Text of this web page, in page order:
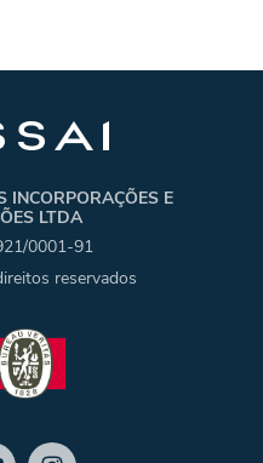
INCORPORAÇÕES E
LTDA
0001-91
reservados